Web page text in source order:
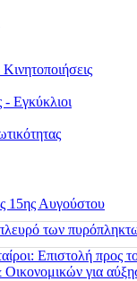
- Εγκύκλιοι
15ης Αυγούστου
των
Επιστολή προς
Οικονομικών για